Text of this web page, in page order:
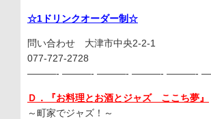
☆1ドリンクオーダー制☆
問い合わせ 大津市中央2-2-1
077-727-2728
———- ———- ———- ———- ———-
Ｄ．『お料理とお酒とジャズ ここち夢』
～町家でジャズ！～